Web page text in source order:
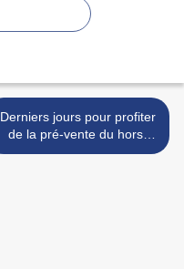
Derniers jours pour profiter
de la pré-vente du hors-
série spécial Mini-Albums >